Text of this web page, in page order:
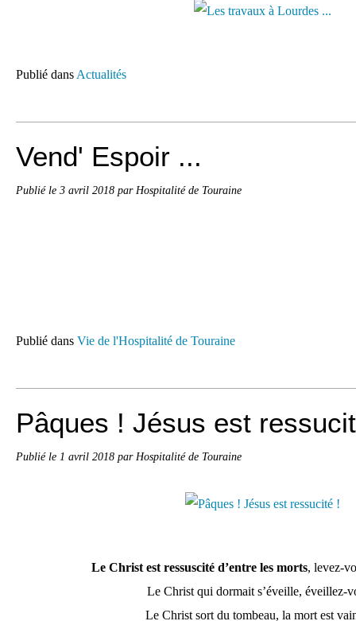
Publié dans Actualités
Vend' Espoir ...
Publié le 3 avril 2018 par Hospitalité de Touraine
Publié dans Vie de l'Hospitalité de Touraine
Pâques ! Jésus est
Publié le 1 avril 2018 par Hospitalité de Touraine
Le Christ est ressuscité d’entre les morts, levez-
Le Christ qui dormait s’éveille, éveillez-
Le Christ sort du tombeau, la mort est